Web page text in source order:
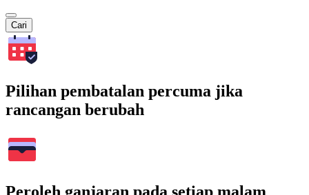
Cari
Pilihan pembatalan percuma jika
rancangan berubah